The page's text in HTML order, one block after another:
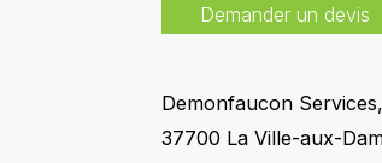
Demander un devis
Demonfaucon
37700 La Ville-aux-